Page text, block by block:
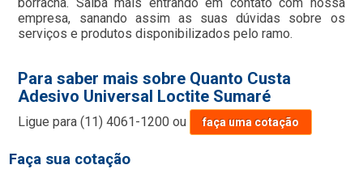
empresa, sanando assim as suas dúvidas sobre os
serviços e produtos disponibilizados pelo ramo.
Para saber mais sobre Quanto Custa
Adesivo Universal Loctite Sumaré
Ligue para(11) 4061-1200 ou faça uma cotação
Faça sua cotação